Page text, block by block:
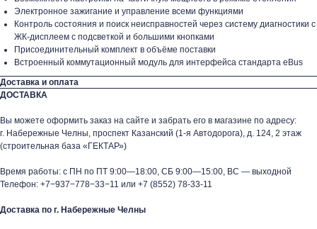
Электронное зажигание и управление всеми функциями
Контроль состояния и поиск неисправностей через систему диагностики с
ЖК-дисплеем с подсветкой и большими кнопками
Присоединительный комплект в объёме поставки
Встроенный коммутационный модуль для интерфейса стандарта eBus
Доставка и оплата
ДОСТАВКА
Вы можете оформить заказ на сайте и забрать его в магазине по адресу:
г. Набережные Челны, проспект Казанский (1-я Автодорога), д. 124, 2 этаж
(строительная база «ГЕКТАР»)
Время работы: с ПН по ПТ 9:00—18:00, СБ 9:00—15:00, ВС — выходной
Телефон: +7−937−778−33−11 или +7 (8552) 78-33-11
Доставка по г. Набережные Челны